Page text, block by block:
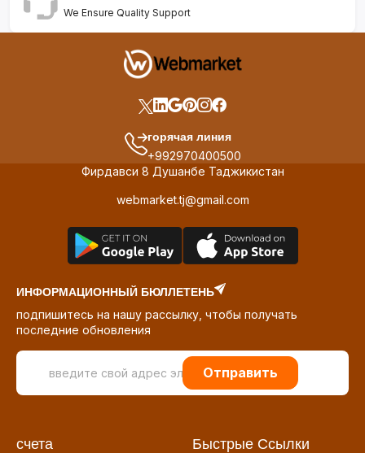
We Ensure Quality Support
горячая линия
+992970400500
Фирдавси 8 Душанбе Таджикистан
webmarket.tj@gmail.com
ИНФОРМАЦИОННЫЙ БЮЛЛЕТЕНЬ
подпишитесь на нашу рассылку, чтобы получать
последние обновления
Отправить
счета Быстрые Ссылки